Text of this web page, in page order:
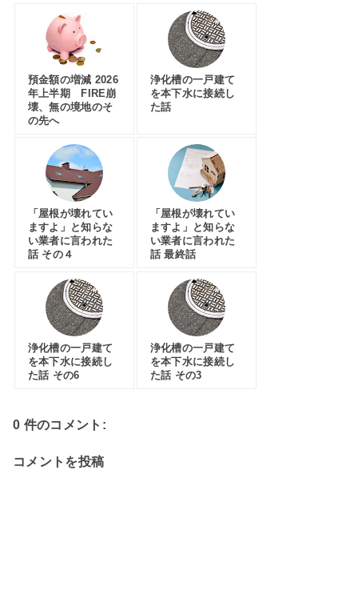
預金額の増減 2026
年上半期 FIRE崩
壊、無の境地のそ
の先へ
浄化槽の一戸建て
を本下水に接続し
た話
「屋根が壊れてい
ますよ」と知らな
い業者に言われた
話 その４
「屋根が壊れてい
ますよ」と知らな
い業者に言われた
話 最終話
浄化槽の一戸建て
を本下水に接続し
た話 その6
浄化槽の一戸建て
を本下水に接続し
た話 その3
0 件のコメント:
コメントを投稿